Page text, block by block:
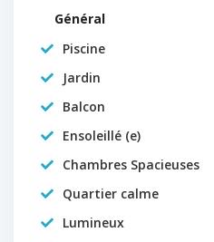
Général
Piscine
Jardin
Balcon
Ensoleillé (e)
Chambres Spacieuses
Quartier calme
Lumineux